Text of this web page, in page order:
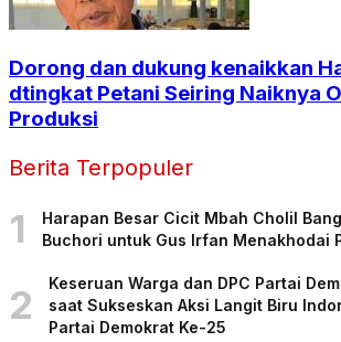
Dorong dan dukung kenaikkan
dtingkat Petani Seiring Naiknya
Produksi
Berita Terpopuler
1
Harapan Besar Cicit Mbah Cholil
Buchori untuk Gus Irfan Menakhodai
2
Keseruan Warga dan DPC Partai
saat Sukseskan Aksi Langit Biru
Partai Demokrat Ke-25